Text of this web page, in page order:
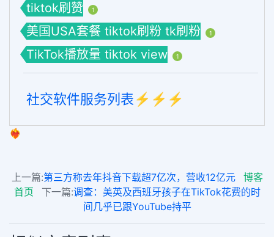
tiktok刷赞 1
美国USA套餐 tiktok刷粉 tk刷粉 1
TikTok播放量 tiktok view 1
社交软件服务列表⚡️⚡️⚡️
❤️‍🔥
上一篇:第三方称去年抖音下载超7亿次，营收12亿元
博客
首页
下一篇:调查：美英及西班牙孩子在TikTok花费的时
间几乎已跟YouTube持平